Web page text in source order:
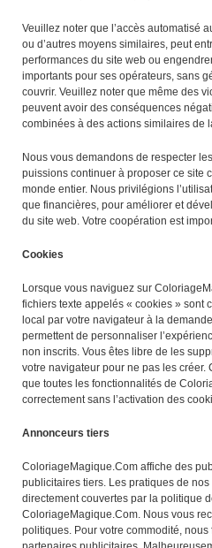
Veuillez noter que l’accès automatisé
ou d’autres moyens similaires, peut
performances du site web ou
importants pour ses opérateurs, sans
couvrir. Veuillez noter que même des
peuvent avoir des conséquences
combinées à des actions similaires de
Nous vous demandons de respecter
puissions continuer à proposer ce site
monde entier. Nous privilégions
que financières, pour améliorer et
du site web. Votre coopération est
Cookies
Lorsque vous naviguez sur
fichiers texte appelés « cookies » sont
local par votre navigateur à la
permettent de personnaliser
non inscrits. Vous êtes libre de les
votre navigateur pour ne pas les
que toutes les fonctionnalités de
correctement sans l’activation des
Annonceurs tiers
ColoriageMagique.Com affiche des
publicitaires tiers. Les pratiques de
directement couvertes par la politique
ColoriageMagique.Com. Nous vous
politiques. Pour votre commodité,